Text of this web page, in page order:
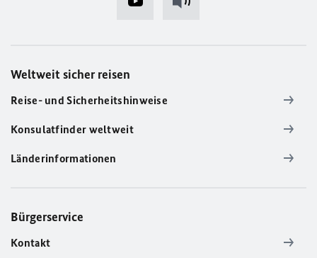
Weltweit sicher reisen
Reise- und Sicherheitshinweise
Konsulatfinder weltweit
Länderinformationen
Bürgerservice
Kontakt